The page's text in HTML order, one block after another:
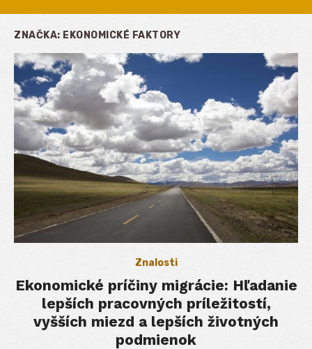
ZNAČKA: EKONOMICKÉ FAKTORY
Znalosti
Ekonomické príčiny migrácie: Hľadanie
lepších pracovných príležitostí,
vyšších miezd a lepších životných
podmienok